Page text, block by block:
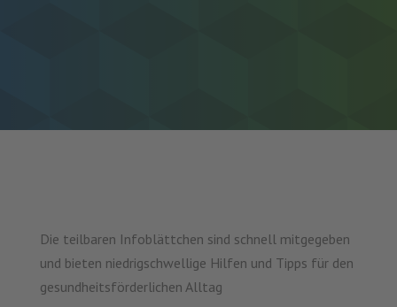
Die teilbaren Infoblättchen sind schnell mitgegeben
und bieten niedrigschwellige Hilfen und Tipps für den
gesundheitsförderlichen Alltag